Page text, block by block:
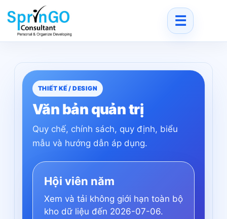
to
content
THIẾT KẾ / DESIGN
Văn bản quản trị
Quy chế, chính sách, quy định, biểu
mẫu và hướng dẫn áp dụng.
Hội viên năm
Xem và tải không giới hạn toàn bộ
kho dữ liệu đến 2026-07-06.